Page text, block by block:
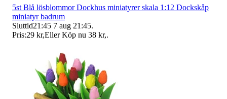
5st Blå lösblommor Dockhus miniatyrer skala 1:12 Dockskåp
miniatyr badrum
Sluttid21:45 7 aug 21:45.
Pris:29 kr,Eller Köp nu 38 kr,.